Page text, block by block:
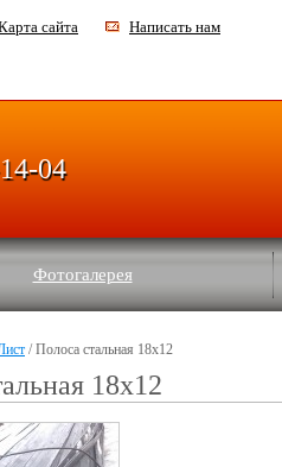
сайта Написать нам
Фотогалерея
04
/ Полоса стальная 18х12
18х12